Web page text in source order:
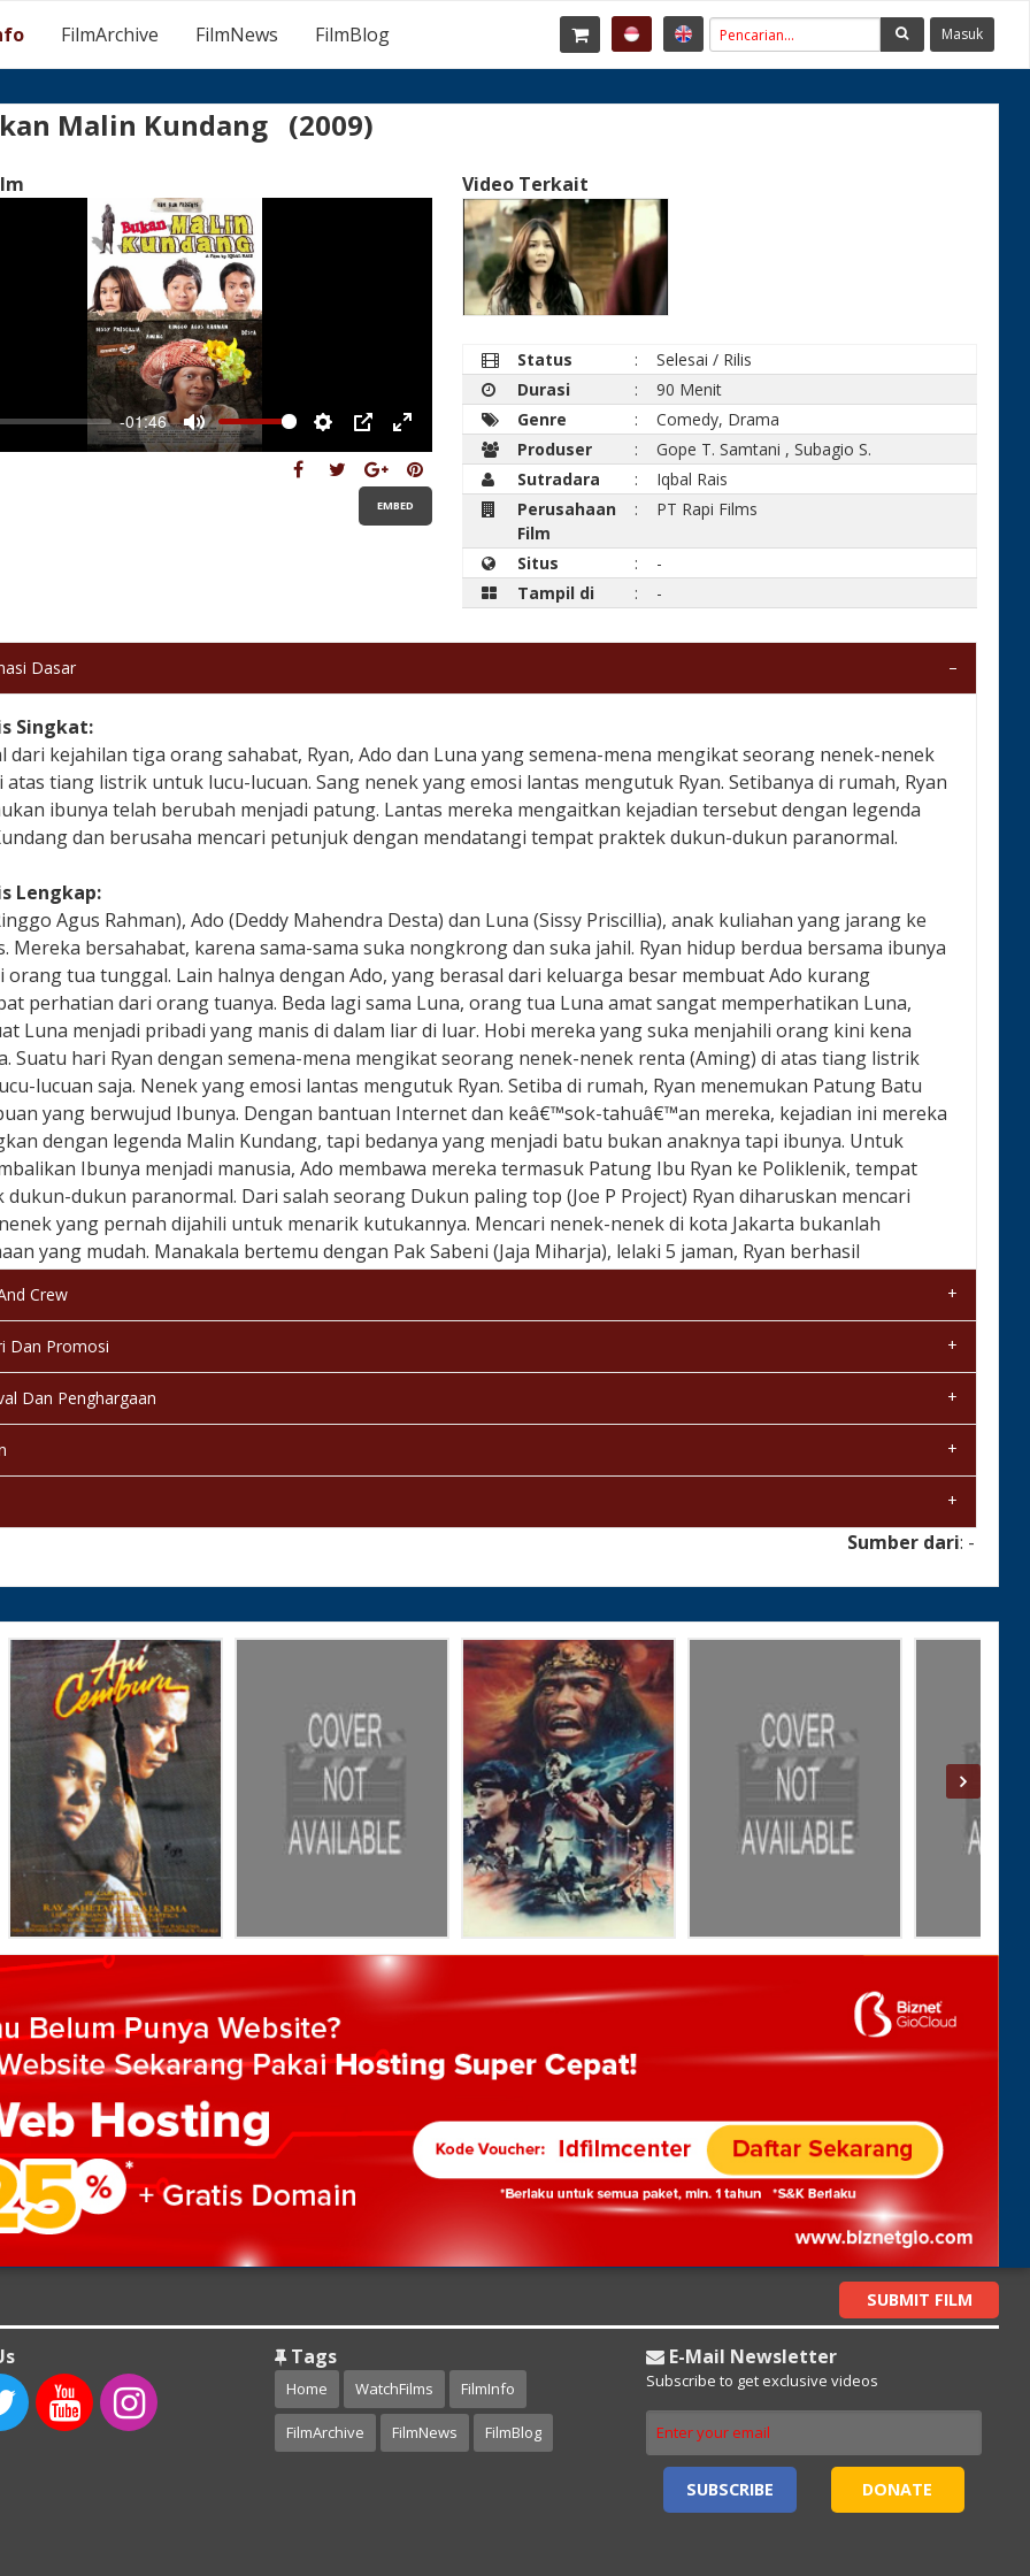
FilmArchive FilmNews FilmBlog Masuk
Malin Kundang (2009)
-01:46
Mute Settings
PIP Enter
fullscreen
EMBED
Video Terkait
Status :
Selesai / Rilis
Durasi
:
90 Menit
Genre
:
Comedy, Drama
Produser
: Gope T. Samtani ,Subagio S.
Sutradara
:
Iqbal Rais
Perusahaan
Film
: PT Rapi Films
Situs :
-
Tampil di
: -
Dasar
Singkat:
dari kejahilan tiga orang sahabat, Ryan, Ado dan Luna yang semena-mena mengikat seorang nenek-nenek
atas tiang listrik untuk lucu-lucuan. Sang nenek yang emosi lantas mengutuk Ryan. Setibanya di rumah, Ryan
ibunya telah berubah menjadi patung. Lantas mereka mengaitkan kejadian tersebut dengan legenda
dan berusaha mencari petunjuk dengan mendatangi tempat praktek dukun-dukun paranormal.
Lengkap:
Agus Rahman), Ado (Deddy Mahendra Desta) dan Luna (Sissy Priscillia), anak kuliahan yang jarang ke
Mereka bersahabat, karena sama-sama suka nongkrong dan suka jahil. Ryan hidup berdua bersama ibunya
orang tua tunggal. Lain halnya dengan Ado, yang berasal dari keluarga besar membuat Ado kurang
perhatian dari orang tuanya. Beda lagi sama Luna, orang tua Luna amat sangat memperhatikan Luna,
Luna menjadi pribadi yang manis di dalam liar di luar. Hobi mereka yang suka menjahili orang kini kena
Suatu hari Ryan dengan semena-mena mengikat seorang nenek-nenek renta (Aming) di atas tiang listrik
lucuan saja. Nenek yang emosi lantas mengutuk Ryan. Setiba di rumah, Ryan menemukan Patung Batu
yang berwujud Ibunya. Dengan bantuan Internet dan keâ€™sok-tahuâ€™an mereka, kejadian ini mereka
dengan legenda Malin Kundang, tapi bedanya yang menjadi batu bukan anaknya tapi ibunya. Untuk
Ibunya menjadi manusia, Ado membawa mereka termasuk Patung Ibu Ryan ke Poliklenik, tempat
dukun-dukun paranormal. Dari salah seorang Dukun paling top (Joe P Project) Ryan diharuskan mencari
yang pernah dijahili untuk menarik kutukannya. Mencari nenek-nenek di kota Jakarta bukanlah
yang mudah. Manakala bertemu dengan Pak Sabeni (Jaja Miharja), lelaki 5 jaman, Ryan berhasil
seru, emosional dan menggelikan. Persahabatan Ryan, Ado & Luna pun menjadi taruhannya. Apa yang
dengan patung ibu Ryan?
& Tanggal Rilis:
Crew
Dan Promosi
Dan Penghargaan
Sumber dari: -
SUBMIT FILM
Tags
Home WatchFilms FilmInfo
FilmArchive FilmNews FilmBlog
E-Mail Newsletter
Subscribe to get exclusive videos
SUBSCRIBE DONATE